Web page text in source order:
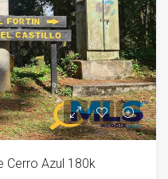
Cerro Azul 180k